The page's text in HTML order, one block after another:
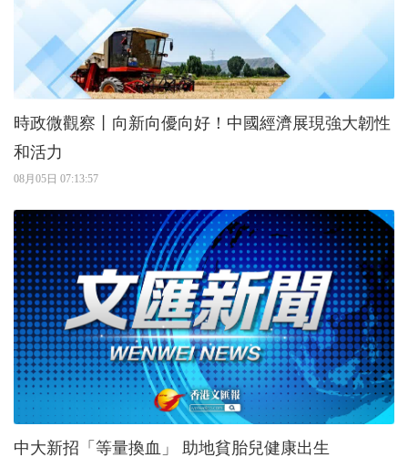
時政微觀察丨向新向優向好！中國經濟展現強大韌性
和活力
08月05日 07:13:57
中大新招「等量換血」 助地貧胎兒健康出生